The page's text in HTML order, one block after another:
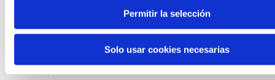
Permitir la selección
Solo usar cookies necesarias
funcionalidad y elegancia atemporal